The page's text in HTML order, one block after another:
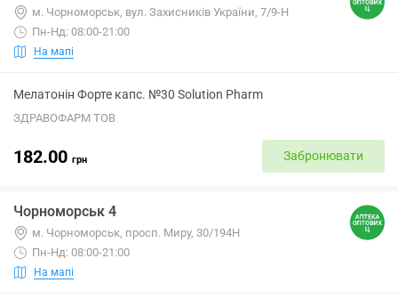
м. Чорноморськ, вул. Захисників України, 7/9-Н
Пн-Нд: 08:00-21:00
На мапі
Мелатонін Форте капс. №30 Solution Pharm
ЗДРАВОФАРМ ТОВ
182.00 грн Забронювати
Чорноморськ 4
м. Чорноморськ, просп. Миру, 30/194Н
Пн-Нд: 08:00-21:00
На мапі